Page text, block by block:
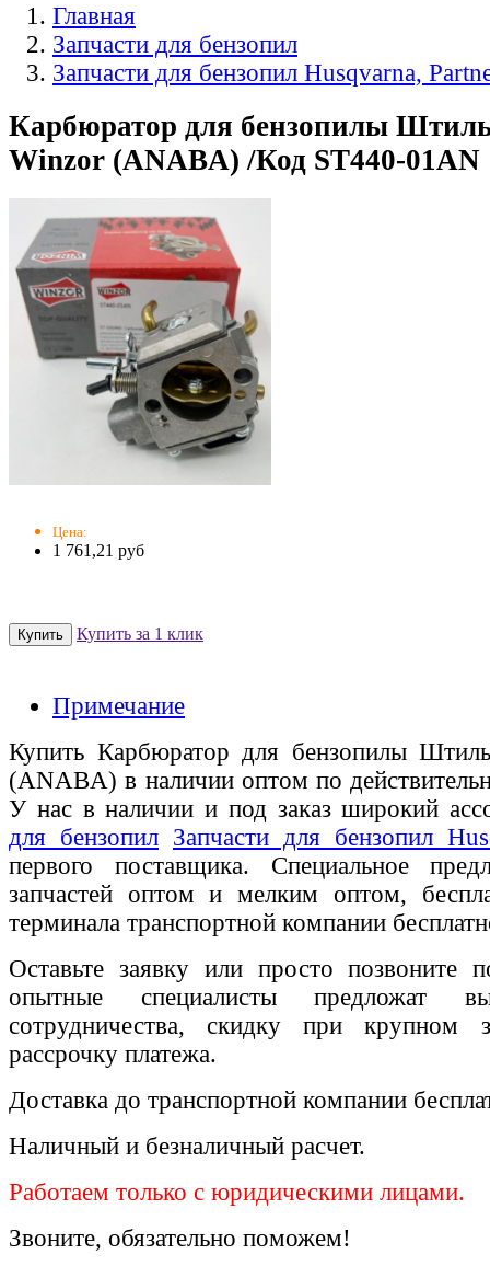
Главная
Запчасти для бензопил
Запчасти для бензопил Husqvarna,
Карбюратор для бензопилы
Winzor (ANABA) /Код ST440-01AN
Цена:
1 761,21 руб
Купить за 1 клик
Примечание
Купить Карбюратор для бензопилы
(ANABA) в наличии оптом по
У нас в наличии и под заказ широкий
для бензопил Запчасти для бензопил
первого поставщика. Специальное
запчастей оптом и мелким оптом,
терминала транспортной компании
Оставьте заявку или просто позвоните
опытные специалисты предложат
сотрудничества, скидку при крупном
рассрочку платежа.
Доставка до транспортной компании
Наличный и безналичный расчет.
Работаем только с юридическими лицами.
Звоните, обязательно поможем!